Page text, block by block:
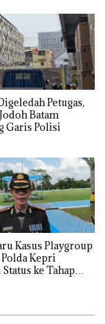
Petugas,
Batam
Garis Polisi
Kasus Playgroup
Kepri
ke Tahap